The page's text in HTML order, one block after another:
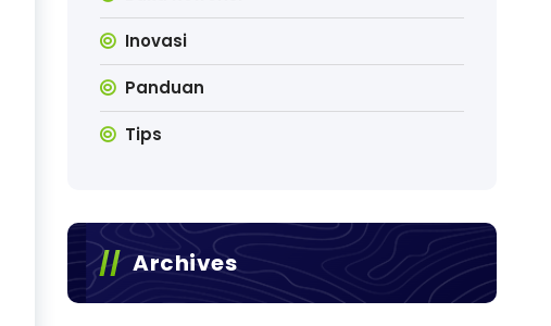
Inovasi
Panduan
Tips
Archives